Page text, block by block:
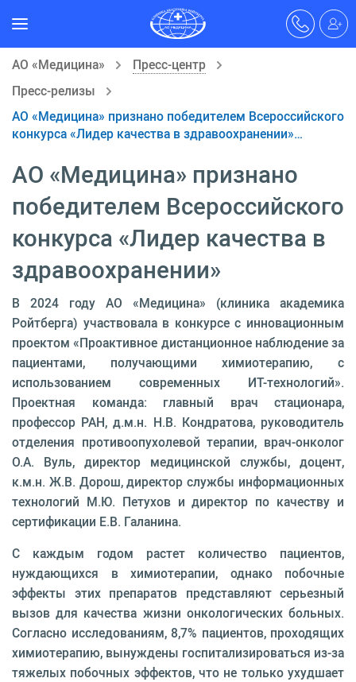
АО «Медицина»
Пресс-центр
Пресс-релизы
АО «Медицина» признано победителем Всероссийского
конкурса «Лидер качества в здравоохранении»…
АО «Медицина» признано
победителем Всероссийского
конкурса «Лидер качества в
здравоохранении»
В 2024 году АО «Медицина» (клиника академика
Ройтберга) участвовала в конкурсе с инновационным
проектом «Проактивное дистанционное наблюдение за
пациентами, получающими химиотерапию, с
использованием современных ИТ-технологий».
Проектная команда: главный врач стационара,
профессор РАН, д.м.н. Н.В. Кондратова, руководитель
отделения противоопухолевой терапии, врач-онколог
О.А. Вуль, директор медицинской службы, доцент,
к.м.н. Ж.В. Дорош, директор службы информационных
технологий М.Ю. Петухов и директор по качеству и
сертификации Е.В. Галанина.
С каждым годом растет количество пациентов,
нуждающихся в химиотерапии, однако побочные
эффекты этих препаратов представляют серьезный
вызов для качества жизни онкологических больных.
Согласно исследованиям, 8,7% пациентов, проходящих
химиотерапию, вынуждены госпитализироваться из-за
тяжелых побочных эффектов, что не только ухудшает